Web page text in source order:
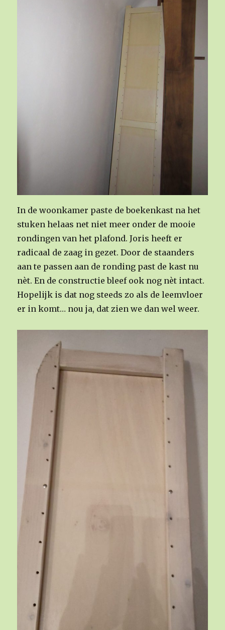
In de woonkamer paste de boekenkast na het
stuken helaas net niet meer onder de mooie
rondingen van het plafond. Joris heeft er
radicaal de zaag in gezet. Door de staanders
aan te passen aan de ronding past de kast nu
nèt. En de constructie bleef ook nog nèt intact.
Hopelijk is dat nog steeds zo als de leemvloer
er in komt… nou ja, dat zien we dan wel weer.